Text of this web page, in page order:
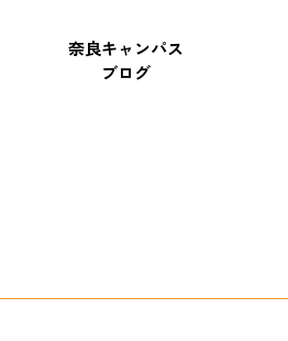
奈良キャンパス
ブログ